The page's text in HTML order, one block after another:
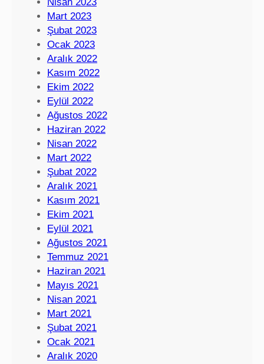
Nisan 2023
Mart 2023
Şubat 2023
Ocak 2023
Aralık 2022
Kasım 2022
Ekim 2022
Eylül 2022
Ağustos 2022
Haziran 2022
Nisan 2022
Mart 2022
Şubat 2022
Aralık 2021
Kasım 2021
Ekim 2021
Eylül 2021
Ağustos 2021
Temmuz 2021
Haziran 2021
Mayıs 2021
Nisan 2021
Mart 2021
Şubat 2021
Ocak 2021
Aralık 2020